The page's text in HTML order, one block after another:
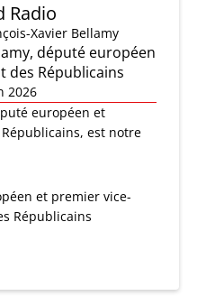
Radio
Xavier Bellamy
député européen
des Républicains
2026
européen et
est notre
et premier vice-
Républicains